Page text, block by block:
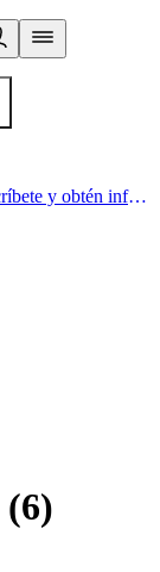
Acá comienza un estilo de vida saludable. Subscríbete y obtén información de primera mano
(6)